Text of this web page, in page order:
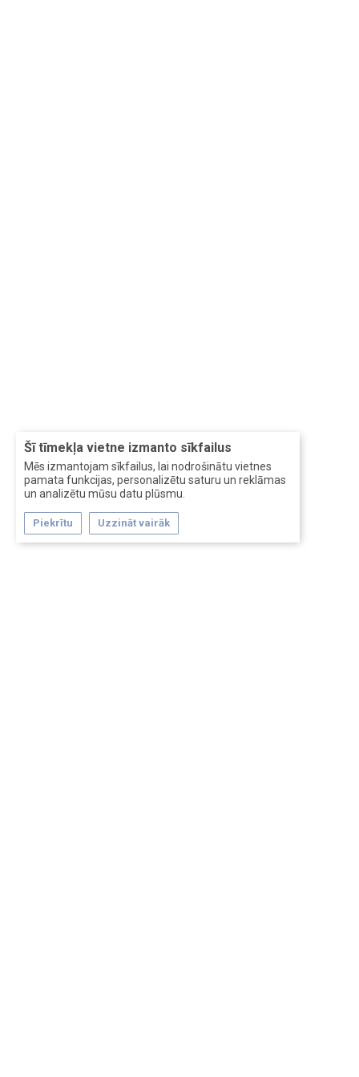
Šī tīmekļa vietne izmanto sīkfailus
Mēs izmantojam sīkfailus, lai nodrošinātu vietnes
pamata funkcijas, personalizētu saturu un reklāmas
un analizētu mūsu datu plūsmu.
Piekrītu Uzzināt vairāk